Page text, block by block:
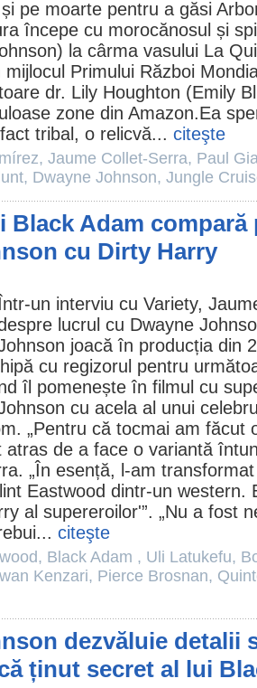
pe moarte pentru a găsi
începe cu morocănosul și
la cârma vasului La
Primului Război
dr. Lily Houghton (Emily
zone din Amazon.Ea
tribal, o relicvă... citeşte
, Jaume Collet-Serra, Paul
, Dwayne Johnson, Jungle
Black Adam
cu Dirty Harry
un interviu cu Variety,
lucrul cu Dwayne
joacă în producția din
cu regizorul pentru
îl pomenește în filmul cu
cu acela al unui
„Pentru că tocmai am făcut
de a face o variantă
„În esență, l-am
Eastwood dintr-un western.
al supereroilor'”. „Nu a fost
citeşte
, Black Adam , Uli Latukefu,
Kenzari, Pierce Brosnan,
dezvăluie detalii
ținut secret al lui